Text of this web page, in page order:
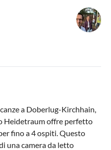
a Doberlug-Kirchhain,
Heidetraum offre perfetto
fino a 4 ospiti. Questo
una camera da letto